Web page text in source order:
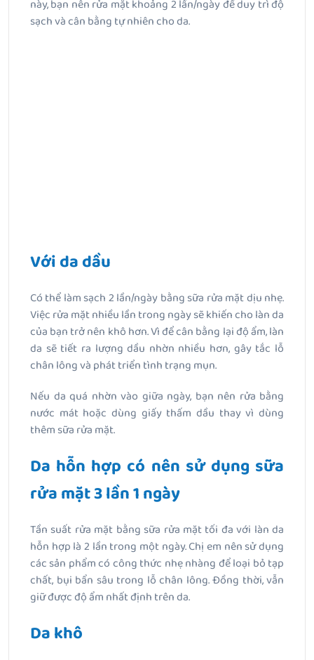
này, bạn nên rửa mặt khoảng 2 lần/ngày để duy trì độ
sạch và cân bằng tự nhiên cho da.
Với da dầu
Có thể làm sạch 2 lần/ngày bằng sữa rửa mặt dịu nhẹ.
Việc rửa mặt nhiều lần trong ngày sẽ khiến cho làn da
của bạn trở nên khô hơn. Vì để cân bằng lại độ ẩm, làn
da sẽ tiết ra lượng dầu nhờn nhiều hơn, gây tắc lỗ
chân lông và phát triển tình trạng mụn.
Nếu da quá nhờn vào giữa ngày, bạn nên rửa bằng
nước mát hoặc dùng giấy thấm dầu thay vì dùng
thêm sữa rửa mặt.
Da hỗn hợp có nên sử dụng sữa
rửa mặt 3 lần 1 ngày
Tần suất rửa mặt bằng sữa rửa mặt tối đa với làn da
hỗn hợp là 2 lần trong một ngày. Chị em nên sử dụng
các sản phẩm có công thức nhẹ nhàng để loại bỏ tạp
chất, bụi bẩn sâu trong lỗ chân lông. Đồng thời, vẫn
giữ được độ ẩm nhất định trên da.
Da khô